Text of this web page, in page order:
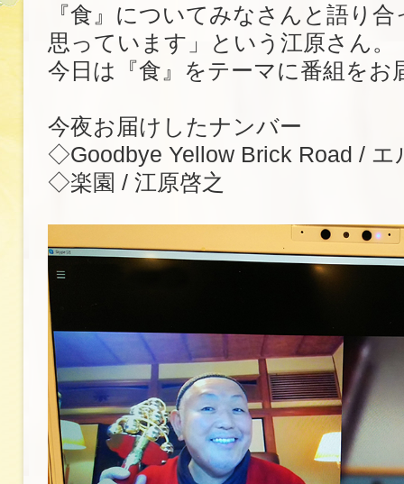
『食』についてみなさんと語り
思っています」という江原さん。
今日は『食』をテーマに番組をお
今夜お届けしたナンバー
◇Goodbye Yellow Brick Road / エ
◇楽園 / 江原啓之